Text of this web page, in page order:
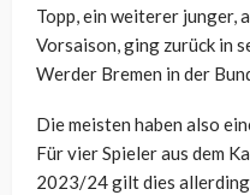
Topp, ein weiterer junger,
Vorsaison, ging zurück in
Werder Bremen in der
Die meisten haben also
Für vier Spieler aus dem
2023/24 gilt dies